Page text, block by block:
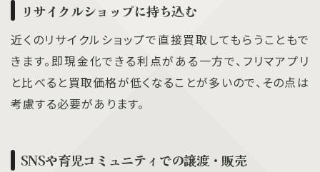
リサイクルショップに持ち込む
近くのリサイクルショップで直接買取してもらうこともで
きます。即現金化できる利点がある一方で、フリマアプリ
と比べると買取価格が低くなることが多いので、その点は
考慮する必要があります。
SNSや育児コミュニティでの譲渡・販売